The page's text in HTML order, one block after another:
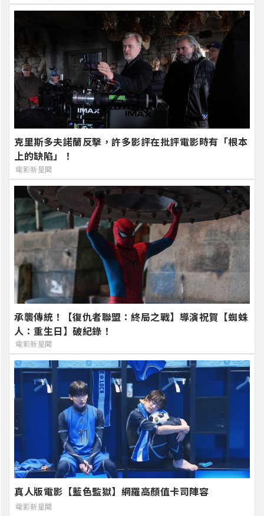
克里斯多夫諾蘭反擊，許多影評在批評電影時有「根本
上的缺陷」！
電影新星聞
承襲傳統！【復仇者聯盟：終局之戰】導演祝賀【蜘蛛
人：重生日】破紀錄！
電影新星聞
真人版電影【藍色監獄】網羅高顏值卡司陣容
電影新星聞